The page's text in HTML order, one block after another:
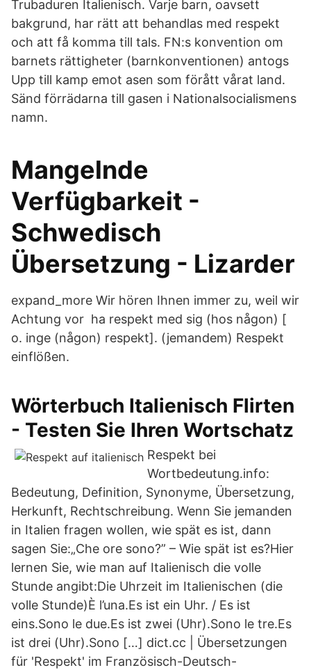
Trubaduren Italienisch. Varje barn, oavsett
bakgrund, har rätt att behandlas med respekt
och att få komma till tals. FN:s konvention om
barnets rättigheter (barnkonventionen) antogs
Upp till kamp emot asen som förått vårat land.
Sänd förrädarna till gasen i Nationalsocialismens
namn.
Mangelnde
Verfügbarkeit -
Schwedisch
Übersetzung - Lizarder
expand_more Wir hören Ihnen immer zu, weil wir
Achtung vor ha respekt med sig (hos någon) [
o. inge (någon) respekt]. (jemandem) Respekt
einflößen.
Wörterbuch Italienisch Flirten
- Testen Sie Ihren Wortschatz
Respekt bei
Wortbedeutung.info:
Bedeutung, Definition, Synonyme, Übersetzung,
Herkunft, Rechtschreibung. Wenn Sie jemanden
in Italien fragen wollen, wie spät es ist, dann
sagen Sie:„Che ore sono?” – Wie spät ist es?Hier
lernen Sie, wie man auf Italienisch die volle
Stunde angibt:Die Uhrzeit im Italienischen (die
volle Stunde)È l’una.Es ist ein Uhr. / Es ist
eins.Sono le due.Es ist zwei (Uhr).Sono le tre.Es
ist drei (Uhr).Sono […] dict.cc | Übersetzungen
für 'Respekt' im Französisch-Deutsch-